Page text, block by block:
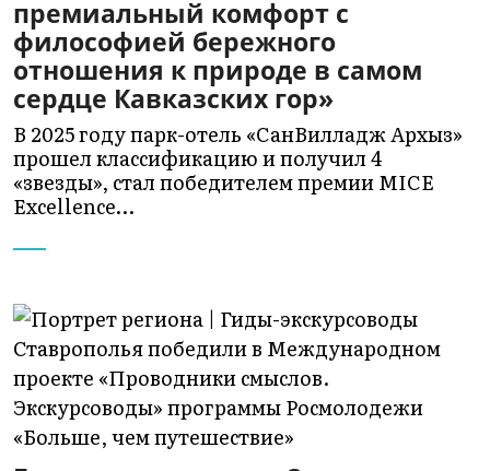
премиальный комфорт с
философией бережного
отношения к природе в самом
сердце Кавказских гор»
В 2025 году парк-отель «СанВилладж Архыз»
прошел классификацию и получил 4
«звезды», стал победителем премии MICE
Excellence…